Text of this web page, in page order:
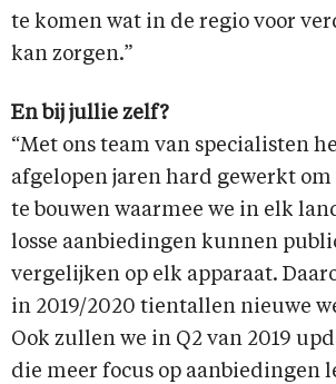
te komen wat in de regio voor
kan zorgen.”
En bij jullie zelf?
“Met ons team van specialisten
afgelopen jaren hard gewerkt
te bouwen waarmee we in elk
losse aanbiedingen kunnen
vergelijken op elk apparaat.
in 2019/2020 tientallen nieuwe
Ook zullen we in Q2 van 2019
die meer focus op aanbiedingen